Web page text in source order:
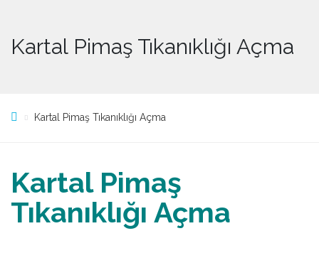
Kartal Pimaş Tıkanıklığı Açma
Kartal Pimaş Tıkanıklığı Açma
Kartal Pimaş
Tıkanıklığı Açma